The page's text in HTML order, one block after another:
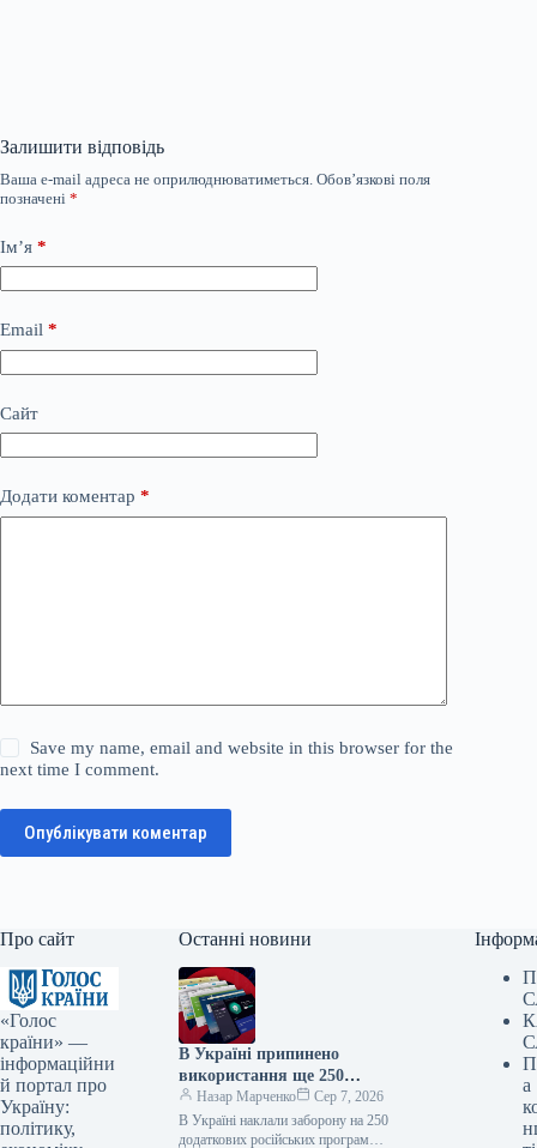
Залишити відповідь
Ваша e-mail адреса не оприлюднюватиметься. Обов’язкові поля
позначені *
Ім’я *
Email *
Сайт
Додати коментар *
Save my name, email and website in this browser for the
next time I comment.
Опублікувати коментар
Про сайт
«Голос
країни» —
інформаційни
й портал про
Україну:
політику,
Останні новини
В Україні припинено
використання ще 250
російських програм та видів
техніки — Delo.ua
Назар Марченко
Сер 7, 2026
В Україні наклали заборону на 250
додаткових російських програм
а